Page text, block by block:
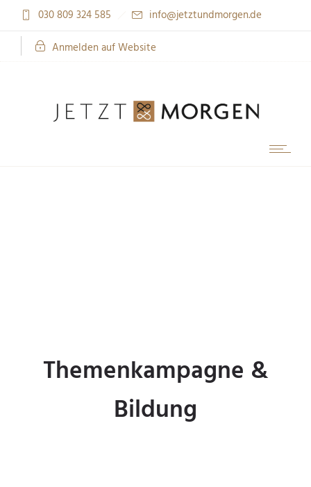
030 809 324 585 info@jetztundmorgen.de
Anmelden auf Website
Themenkampagne &
Bildung